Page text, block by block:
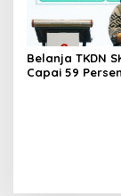
Belanja TKDN
Capai 59